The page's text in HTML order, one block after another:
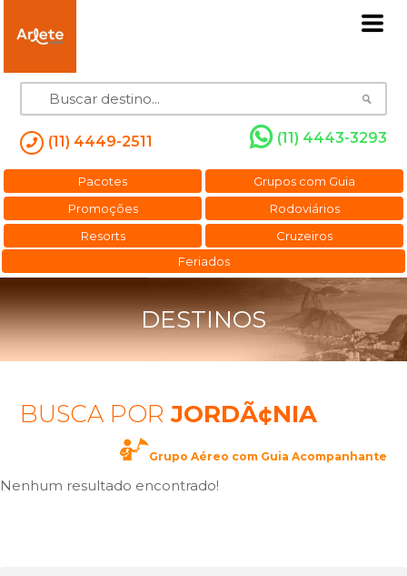
(11) 4449-2511 (11) 4443-3293
Pacotes
Grupos com Guia
Promoções
Rodoviários
Resorts
Cruzeiros
Feriados
DESTINOS
BUSCA PORJORDÃ¢NIA
Grupo Aéreo com Guia Acompanhante
Nenhum resultado encontrado!